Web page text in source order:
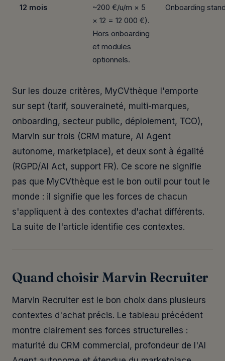
12 mois
~200 €/u/m × 5
× 12 = 12 000 €).
Hors onboarding
et modules
optionnels.
Onboarding
Sur les douze critères, MyCVthèque l'emporte
sur sept (tarif, souveraineté, multi-marques,
onboarding, secteur public, déploiement, TCO),
Marvin sur trois (CRM mature, AI Agent
autonome, marketplace), et deux sont à égalité
(RGPD/AI Act, support FR). Ce score ne signifie
pas que MyCVthèque est le bon outil pour tout le
monde : il signifie que les forces de chacun
s'appliquent à des contextes d'achat différents.
La suite de l'article identifie ces contextes.
Quand choisir Marvin Recruiter
Marvin Recruiter est le bon choix dans plusieurs
contextes d'achat précis. Le tableau précédent
montre clairement ses forces structurelles :
maturité du CRM commercial, profondeur de l'AI